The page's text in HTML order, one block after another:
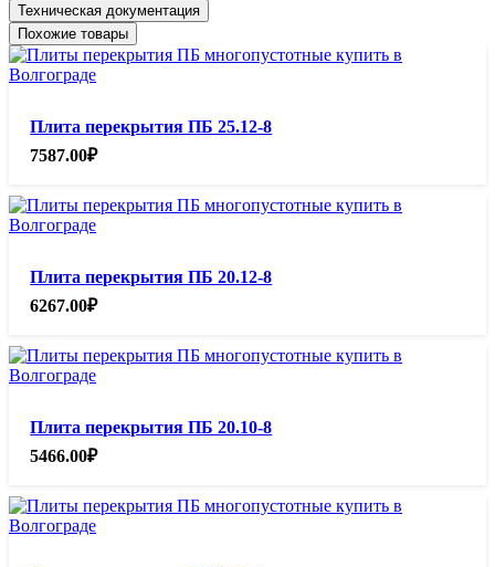
Техническая документация
Похожие товары
Плита перекрытия ПБ 25.12-8
7587.00₽
Плита перекрытия ПБ 20.12-8
6267.00₽
Плита перекрытия ПБ 20.10-8
5466.00₽